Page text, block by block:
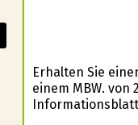
Erhalten Sie
einem MBW. von